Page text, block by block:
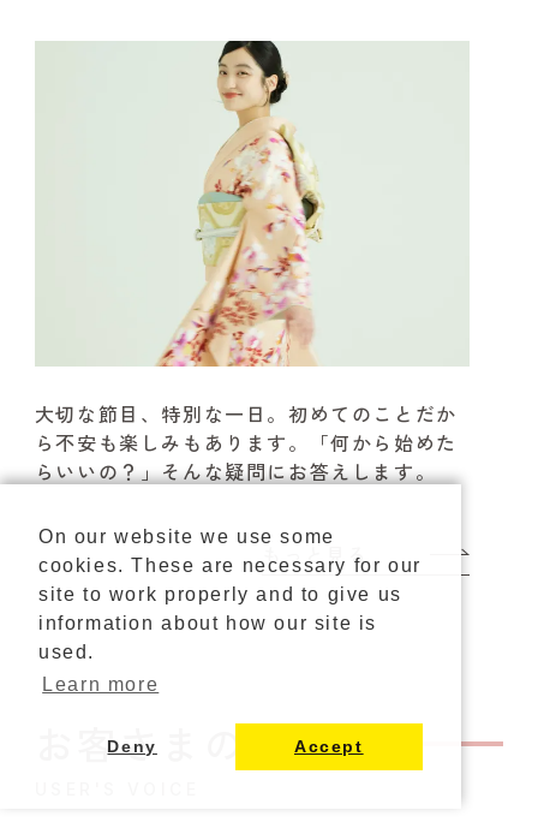
カタログ請求 ご来店予約
大切な節目、特別な一日。初めてのことだか
ら不安も楽しみもあります。
「何から始めた
らいいの？」そんな疑問にお答えします。
もっと見る
お客さまの声
On our website we use some
cookies. These are necessary for our
site to work properly and to give us
information about how our site is
used.
Learn more
Deny Accept